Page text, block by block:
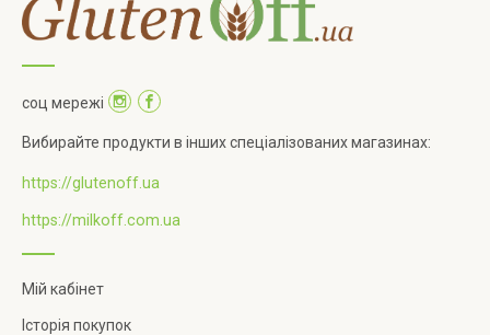
соц мережі
Вибирайте продукти в інших спеціалізованих магазинах:
https://glutenoff.ua
https://milkoff.com.ua
Мій кабінет
Історія покупок